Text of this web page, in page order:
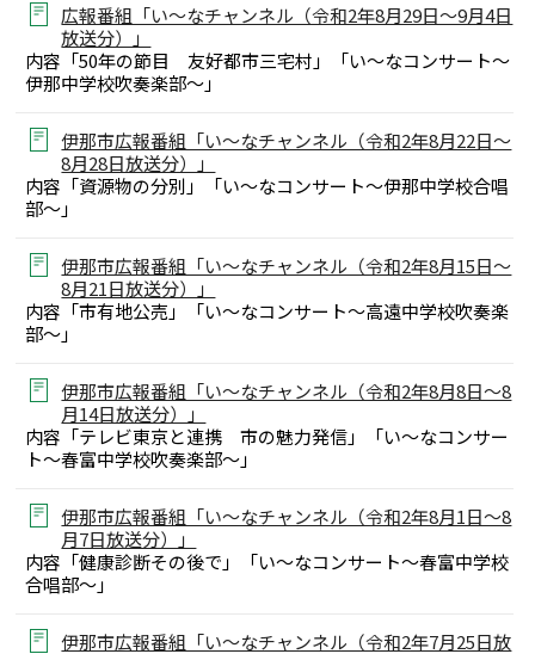
広報番組「い～なチャンネル（令和2年8月29日～9月4日
放送分）」
内容「50年の節目 友好都市三宅村」「い～なコンサート～
伊那中学校吹奏楽部～」
伊那市広報番組「い～なチャンネル（令和2年8月22日～
8月28日放送分）」
内容「資源物の分別」「い～なコンサート～伊那中学校合唱
部～」
伊那市広報番組「い～なチャンネル（令和2年8月15日～
8月21日放送分）」
内容「市有地公売」「い～なコンサート～高遠中学校吹奏楽
部～」
伊那市広報番組「い～なチャンネル（令和2年8月8日～8
月14日放送分）」
内容「テレビ東京と連携 市の魅力発信」「い～なコンサー
ト～春富中学校吹奏楽部～」
伊那市広報番組「い～なチャンネル（令和2年8月1日～8
月7日放送分）」
内容「健康診断その後で」「い～なコンサート～春富中学校
合唱部～」
伊那市広報番組「い～なチャンネル（令和2年7月25日放